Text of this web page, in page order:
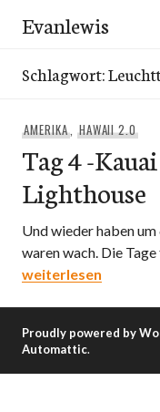
InhaltEvanlewis
Schlagwort:
AMERIKA, HAWAII 2.0
Tag 4 -
Lighthouse
Und wieder haben
waren wach. Die
Tag 4 -Kauai –
weiterlesen
Proudly powered by
Automattic.